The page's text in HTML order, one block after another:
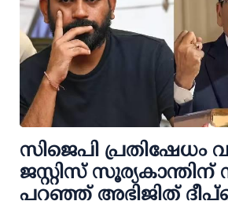
സിജെപി പ്രതിഷേധം
ജസ്റ്റിസ് സൂര്യകാന്തിന്
പറഞ്ഞ് അഭിജിത്